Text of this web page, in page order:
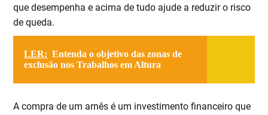
que desempenha e acima de tudo ajude a reduzir o risco
de queda.
LER: Entenda o objetivo das zonas de
exclusão nos Trabalhos em Altura
A compra de um arnês é um investimento financeiro que